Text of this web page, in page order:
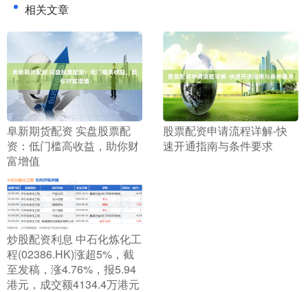
相关文章
​阜新期货配资 实盘股票配
资：低门槛高收益，助你财
富增值
​股票配资申请流程详解-快
速开通指南与条件要求
​炒股配资利息 中石化炼化工
程(02386.HK)涨超5%，截
至发稿，涨4.76%，报5.94
港元，成交额4134.4万港元